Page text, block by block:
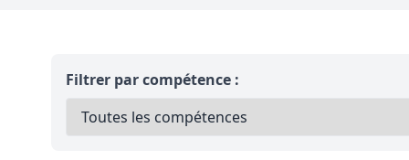
Filtrer par compétence :